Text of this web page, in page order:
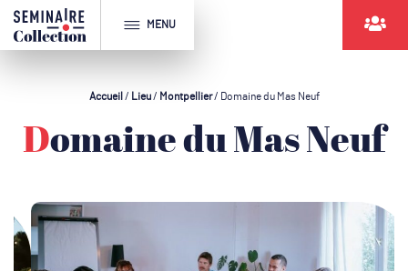
MENU
Accueil / Lieu/ Montpellier/ Domaine du Mas Neuf
Domaine du Mas Neuf